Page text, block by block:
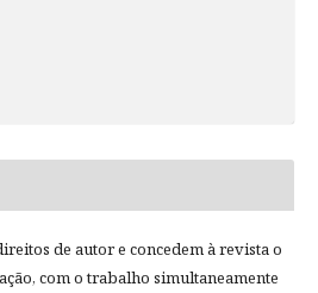
de autor e concedem à revista o
com o trabalho simultaneamente